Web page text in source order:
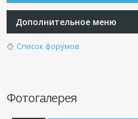
Дополнительное меню
Список форумов
Фотогалерея